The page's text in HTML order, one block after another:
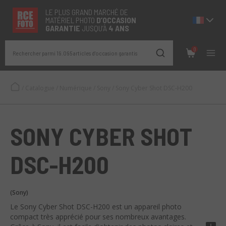
LE PLUS GRAND MARCHÉ DE
MATÉRIEL PHOTO D’OCCASION
GARANTIE JUSQU’À 4 ANS
Rechercher parmi 19.095 articles d’occasion garantis
0
SONY CYBER SHOT
DSC-H200
(Sony)
Le Sony Cyber Shot DSC-H200 est un appareil photo
compact très apprécié pour ses nombreux avantages.